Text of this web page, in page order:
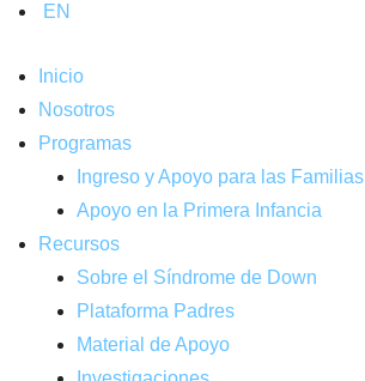
EN
Inicio
Nosotros
Programas
Ingreso y Apoyo para las Familias
Apoyo en la Primera Infancia
Recursos
Sobre el Síndrome de Down
Plataforma Padres
Material de Apoyo